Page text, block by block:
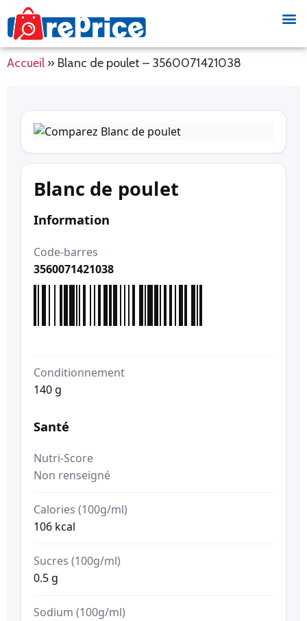
Accueil » Blanc de poulet – 3560071421038
Blanc de poulet
Information
Code-barres
3560071421038
Conditionnement
140 g
Santé
Nutri-Score
Non renseigné
Calories (100g/ml)
106 kcal
Sucres (100g/ml)
0.5 g
Sodium (100g/ml)